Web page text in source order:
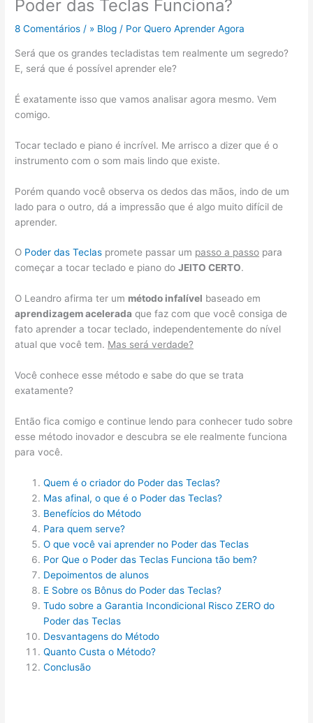
Poder das Teclas Funciona?
8 Comentários / » Blog / PorQuero Aprender Agora
Será que os grandes tecladistas tem realmente um segredo?
E, será que é possível aprender ele?
É exatamente isso que vamos analisar agora mesmo. Vem
comigo.
Tocar teclado e piano é incrível. Me arrisco a dizer que é o
instrumento com o som mais lindo que existe.
Porém quando você observa os dedos das mãos, indo de um
lado para o outro, dá a impressão que é algo muito difícil de
aprender.
O Poder das Teclas promete passar um passo a passo para
começar a tocar teclado e piano doJEITO CERTO.
O Leandro afirma ter um método infalível baseado em
aprendizagem acelerada que faz com que você consiga de
fato aprender a tocar teclado, independentemente do nível
atual que você tem. Mas será verdade?
Você conhece esse método e sabe do que se trata
exatamente?
Então fica comigo e continue lendo para conhecer tudo sobre
esse método inovador e descubra se ele realmente funciona
para você.
Quem é o criador do Poder das Teclas?
Mas afinal, o que é o Poder das Teclas?
Benefícios do Método
Para quem serve?
O que você vai aprender no Poder das Teclas
Por Que o Poder das Teclas Funciona tão bem?
Depoimentos de alunos
E Sobre os Bônus do Poder das Teclas?
Tudo sobre a Garantia Incondicional Risco ZERO do
Poder das Teclas
Desvantagens do Método
Quanto Custa o Método?
Conclusão